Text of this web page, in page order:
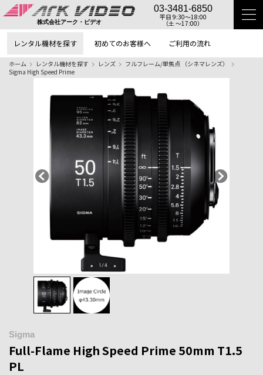
株式会社アーク・ビデオ
03-3481-6850
平日 9:30〜18:00
（土 〜17:00）
レンタル機材を探す 初めてのお客様へ ご利用の流れ
ホーム レンタル機材を探す レンズ
フルフレーム/単焦点 （シネマレンズ）
Sigma High Speed Prime
Sigma
Full-Flame High Speed Prime 50mm T1.5
PL